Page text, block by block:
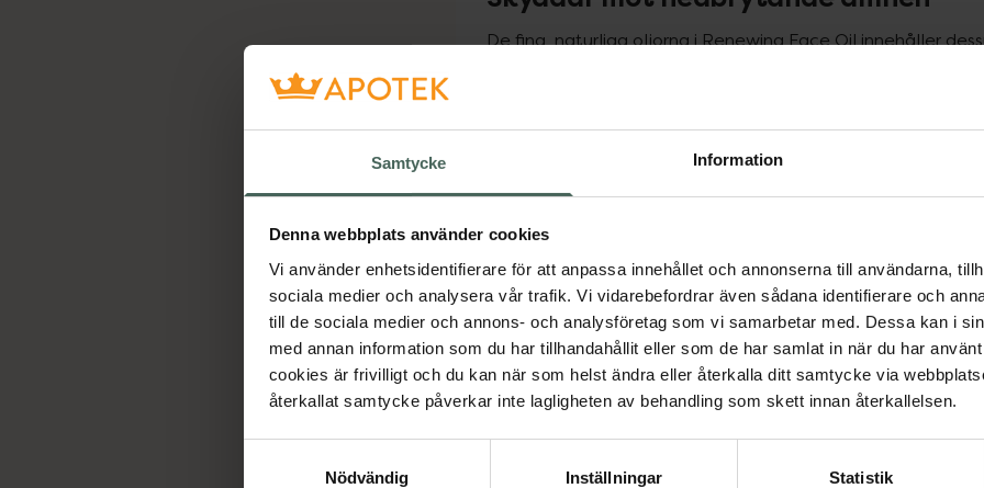
Samtycke Information
Denna webbplats använder cookies
Vi använder enhetsidentifierare för att anpassa innehållet och annonserna till användarna,
sociala medier och analysera vår trafik. Vi vidarebefordrar även sådana identifierare och
till de sociala medier och annons- och analysföretag som vi samarbetar med. Dessa kan i
med annan information som du har tillhandahållit eller som de har samlat in när du har
cookies är frivilligt och du kan när som helst ändra eller återkalla ditt samtycke via
återkallat samtycke påverkar inte lagligheten av behandling som skett innan återkallelsen.
Nödvändig
Inställningar Statistik
De fina, naturliga oljorna i Renewing Face Oil innehåller
som motverkar ålderstecken. Antioxidanterna verkar
radikaler, en slags molekyl som bryter ner kroppen och får
rapsoljan, canola oil, innehåller också många så kallade
Naturlig del av hudrutinen
Renewing Face Oil kan du använda varje morgon och
mellan handflatorna och applicera i ansiktet eller genom
också blanda några droppar i din foundation för extra
serum för att få fler effekter som gynnar din hud.
Även för fet hud
Ett vanligt missförstånd är att de som har fet hy inte ska
ytan på huden ger ofta ökad fettproduktion, eftersom